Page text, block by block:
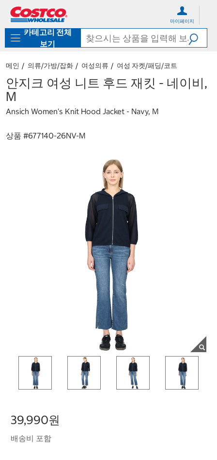
로
기
가
마이페이지
카테고리 전체
보기
메인 의류/가방/잡화 여성의류 여성 자켓/패딩/코트
안지크 여성 니트 후드 재킷 - 네이비,
M
Ansich Women's Knit Hood Jacket - Navy, M
상품 #677140-26NV-M
39,990원
배송비 포함